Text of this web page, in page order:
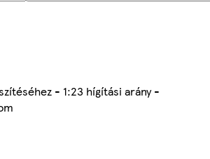
- 1:23 hígítási arány -